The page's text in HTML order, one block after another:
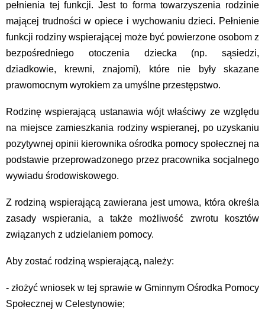
pełnienia tej funkcji. Jest to forma towarzyszenia rodzinie
mającej trudności w opiece i wychowaniu dzieci. Pełnienie
funkcji rodziny wspierającej może być powierzone osobom z
bezpośredniego otoczenia dziecka (np. sąsiedzi,
dziadkowie, krewni, znajomi), które nie były skazane
prawomocnym wyrokiem za umyślne przestępstwo.
Rodzinę wspierającą ustanawia wójt właściwy ze względu
na miejsce zamieszkania rodziny wspieranej, po uzyskaniu
pozytywnej opinii kierownika ośrodka pomocy społecznej na
podstawie przeprowadzonego przez pracownika socjalnego
wywiadu środowiskowego.
Z rodziną wspierającą zawierana jest umowa, która określa
zasady wspierania, a także możliwość zwrotu kosztów
związanych z udzielaniem pomocy.
Aby zostać rodziną wspierającą, należy:
- złożyć wniosek w tej sprawie w Gminnym Ośrodka Pomocy
Społecznej w Celestynowie;